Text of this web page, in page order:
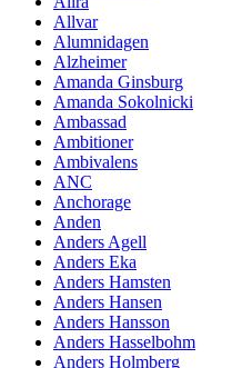
Allvar
Alumnidagen
Alzheimer
Amanda Ginsburg
Amanda Sokolnicki
Ambassad
Ambitioner
Ambivalens
ANC
Anchorage
Anden
Anders Agell
Anders Eka
Anders Hamsten
Anders Hansen
Anders Hansson
Anders Hasselbohm
Anders Holmberg